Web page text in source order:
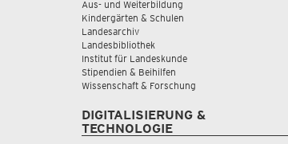
Aus- und Weiterbildung
Kindergärten & Schulen
Landesarchiv
Landesbibliothek
Institut für Landeskunde
Stipendien & Beihilfen
Wissenschaft & Forschung
DIGITALISIERUNG &
TECHNOLOGIE